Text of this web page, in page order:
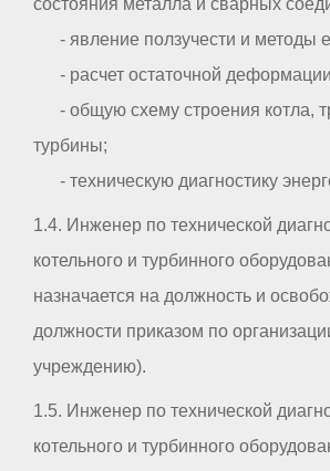
- явление ползучести и методы
- расчет остаточной
- общую схему строения котла,
турбины;
- техническую диагностику
1.4. Инженер по технической
котельного и турбинного
назначается на должность и
должности приказом по
учреждению).
1.5. Инженер по технической
котельного и турбинного